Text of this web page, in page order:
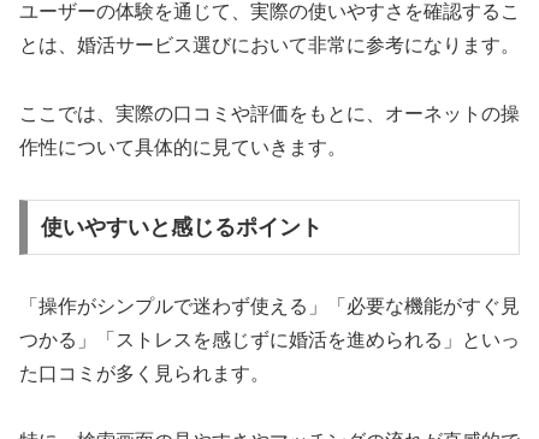
ユーザーの体験を通じて、実際の使いやすさを確認するこ
とは、婚活サービス選びにおいて非常に参考になります。
ここでは、実際の口コミや評価をもとに、オーネットの操
作性について具体的に見ていきます。
使いやすいと感じるポイント
「操作がシンプルで迷わず使える」「必要な機能がすぐ見
つかる」「ストレスを感じずに婚活を進められる」といっ
た口コミが多く見られます。